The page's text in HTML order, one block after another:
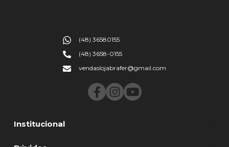
Institucional
(48) 36580155
(48) 3658-0155
vendaslojabrafer@gmail.com